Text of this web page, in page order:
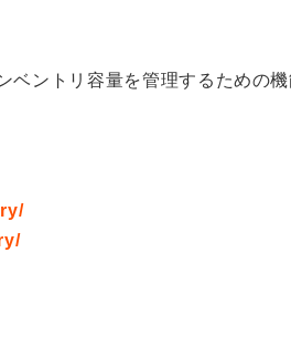
ントリ容量を管理するための機